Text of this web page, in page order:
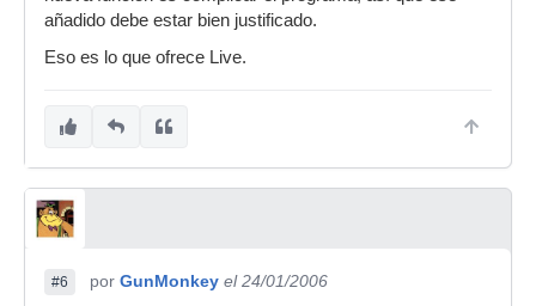
añadido debe estar bien justificado.
Eso es lo que ofrece Live.
#6 por GunMonkey el 24/01/2006